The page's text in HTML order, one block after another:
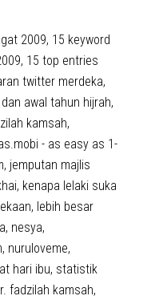
2009, 15 keyword
, 15 top entries
twitter merdeka,
awal tahun hijrah,
kamsah,
- as easy as 1-
, jemputan majlis
, kenapa lelaki suka
, lebih besar
, nesya,
, nuruloveme,
hari ibu, statistik
fadzilah kamsah,